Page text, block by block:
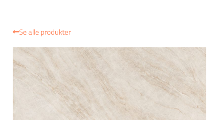
Se alle produkter